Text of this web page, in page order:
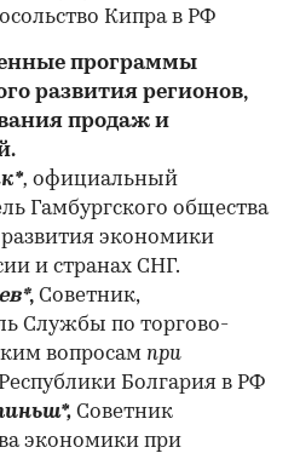
Кипра в РФ
программы
развития регионов,
продаж и
, официальный
Гамбургского общества
экономики
и странах СНГ.
, Советник,
Службы по торгово-
вопросам при
Болгария в РФ
Советник
экономики при